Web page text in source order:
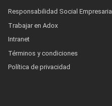
Responsabilidad Social Empresaria
Trabajar en Adox
Intranet
Términos y condiciones
Política de privacidad